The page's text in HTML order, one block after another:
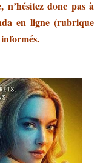
n’hésitez donc pas à
en ligne (rubrique